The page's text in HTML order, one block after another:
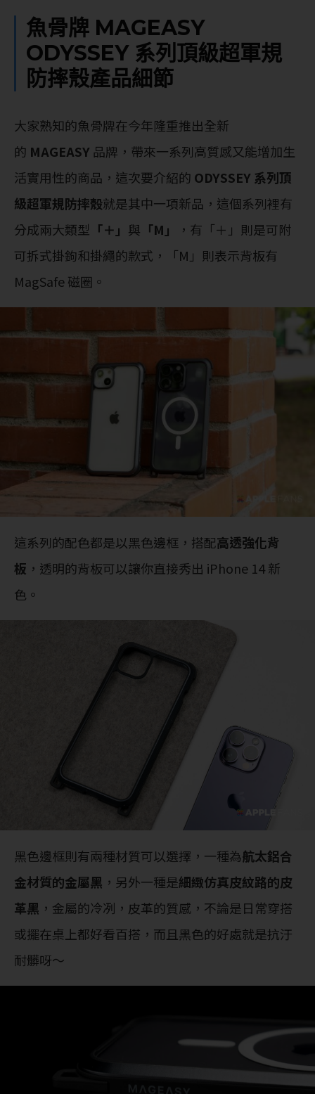
魚骨牌 MAGEASY
ODYSSEY 系列頂級超軍規
防摔殼產品細節
大家熟知的魚骨牌在今年隆重推出全新
的 MAGEASY 品牌，帶來一系列高質感又能增加生
活實用性的商品，這次要介紹的 ODYSSEY 系列頂
級超軍規防摔殼就是其中一項新品，這個系列裡有
分成兩大類型 「＋」 與 「M」
，有「＋」則是可附
可拆式掛鉤和掛繩的款式，「M」則表示背板有
MagSafe 磁圈。
這系列的配色都是以黑色邊框，搭配高透強化背
板 ，透明的背板可以讓你直接秀出 iPhone 14 新
色。
黑色邊框則有兩種材質可以選擇，一種為航太鋁合
金材質的金屬黑 ，另外一種是細緻仿真皮紋路的皮
革黑 ，金屬的冷冽，皮革的質感，不論是日常穿搭
或擺在桌上都好看百搭，而且黑色的好處就是抗汙
耐髒呀～